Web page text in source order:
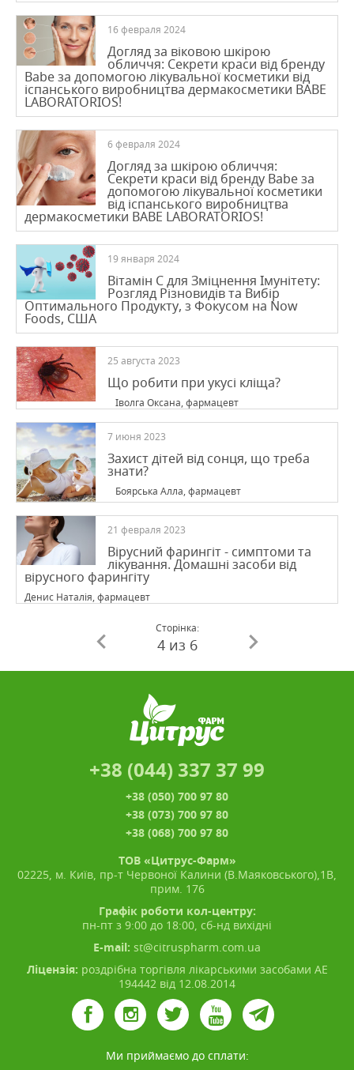
16 февраля 2024
Догляд за віковою шкірою
обличчя: Секрети краси від бренду
Babe за допомогою лікувальної косметики від
іспанського виробництва дермакосметики BABE
LABORATORIOS!
6 февраля 2024
Догляд за шкірою обличчя:
Секрети краси від бренду Babe за
допомогою лікувальної косметики
від іспанського виробництва
дермакосметики BABE LABORATORIOS!
19 января 2024
Вітамін C для Зміцнення Імунітету:
Розгляд Різновидів та Вибір
Оптимального Продукту, з Фокусом на Now
Foods, США
25 августа 2023
Що робити при укусі кліща?
Іволга Оксана, фармацевт
7 июня 2023
Захист дітей від сонця, що треба
знати?
Боярська Алла, фармацевт
21 февраля 2023
Вірусний фарингіт - симптоми та
лікування. Домашні засоби від
вірусного фарингіту
Денис Наталія, фармацевт
Сторінка:
4 из 6
+38 (044) 337 37 99
+38 (050) 700 97 80
+38 (073) 700 97 80
+38 (068) 700 97 80
ТОВ «Цитрус-Фарм»
02225, м. Київ, пр-т Червоної Калини (В.Маяковського),1В,
прим. 176
Графік роботи кол-центру:
пн-пт з 9:00 до 18:00, сб-нд вихідні
E-mail: st@citruspharm.com.ua
Ліцензія: роздрібна торгівля лікарськими засобами АЕ
194442 від 12.08.2014
Ми приймаємо до сплати: